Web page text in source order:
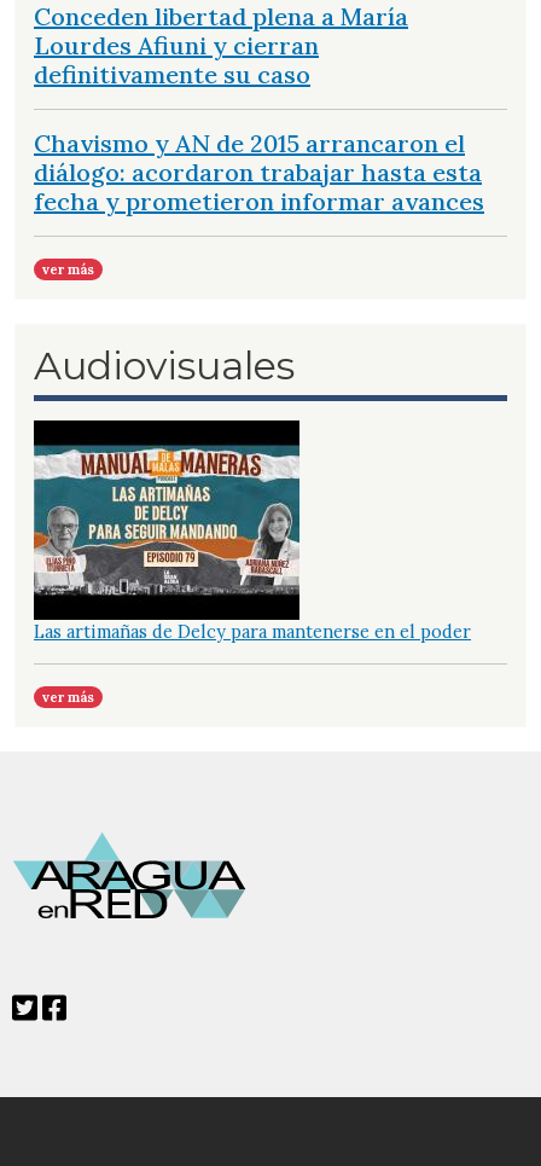
Conceden libertad plena a María
Lourdes Afiuni y cierran
definitivamente su caso
Chavismo y AN de 2015 arrancaron el
diálogo: acordaron trabajar hasta esta
fecha y prometieron informar avances
ver más
Audiovisuales
Las artimañas de Delcy para mantenerse en el poder
ver más